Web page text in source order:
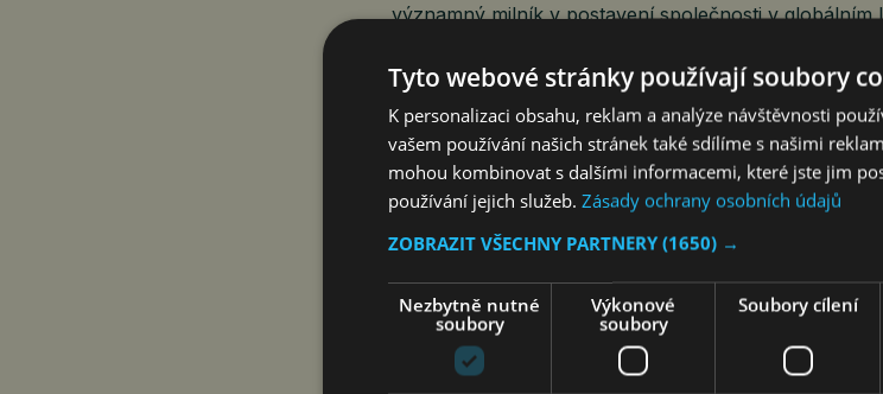
významný milník v postavení společnosti v
vojenský transportní letoun.
„Civilní programy jsou stále důležitějším pilířem
o čtvrtinu potvrzuje vysokou důvěru globálních
i spolehlivost dodávek. Aero se díky těmto
i světovém leteckém průmyslu,“ hodnotí Sotona.
Výrazně posílily také obory vojenských programů,
a podpory provozu. Segment MRO/FOSS dosáhl v
představuje meziroční růst o 22 procent.
Tyto webové stránky používají soubory
K personalizaci obsahu, reklam a analýze návštěvnosti
vašem používání našich stránek také sdílíme s našimi
mohou kombinovat s dalšími informacemi, které jste jim
používání jejich služeb. Zásady ochrany osobních údajů
ZOBRAZIT VŠECHNY PARTNERY (1650) →
Nezbytně nutné
soubory
Výkonové
soubory
Soubory cílení